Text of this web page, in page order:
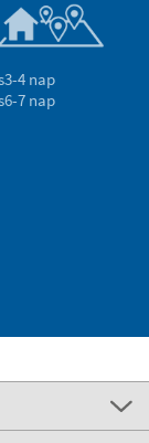
3-4 nap
6-7 nap